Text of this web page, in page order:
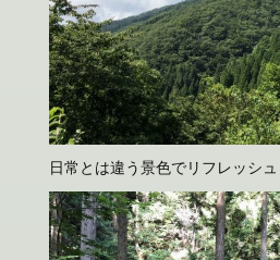
日常とは違う景色でリフレッシュ